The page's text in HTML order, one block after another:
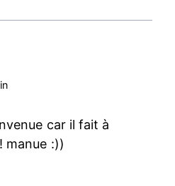
car il fait à
manue :))